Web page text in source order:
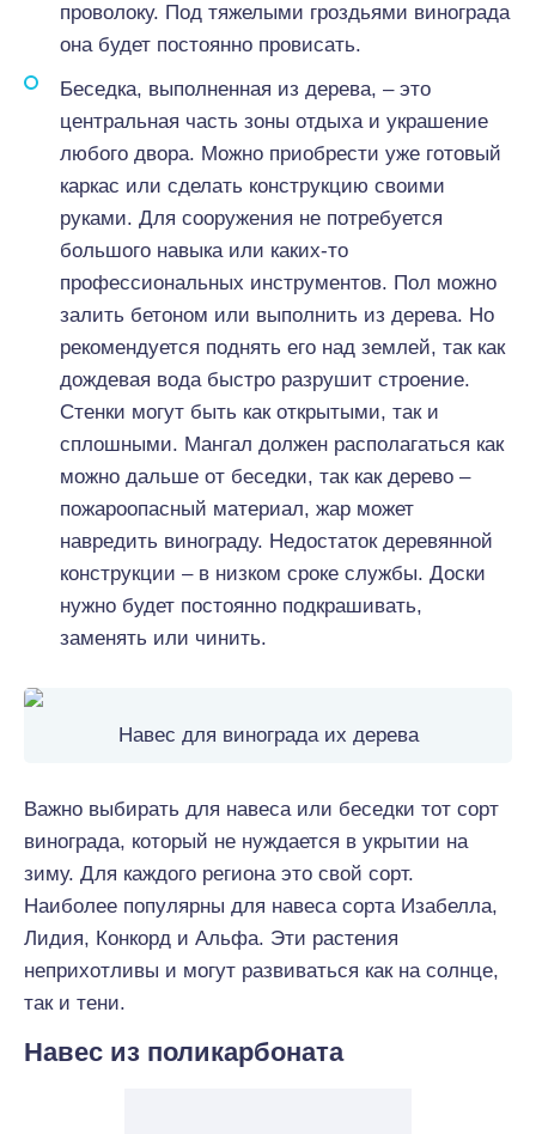
проволоку. Под тяжелыми гроздьями винограда
она будет постоянно провисать.
Беседка, выполненная из дерева, – это
центральная часть зоны отдыха и украшение
любого двора. Можно приобрести уже готовый
каркас или сделать конструкцию своими
руками. Для сооружения не потребуется
большого навыка или каких-то
профессиональных инструментов. Пол можно
залить бетоном или выполнить из дерева. Но
рекомендуется поднять его над землей, так как
дождевая вода быстро разрушит строение.
Стенки могут быть как открытыми, так и
сплошными. Мангал должен располагаться как
можно дальше от беседки, так как дерево –
пожароопасный материал, жар может
навредить винограду. Недостаток деревянной
конструкции – в низком сроке службы. Доски
нужно будет постоянно подкрашивать,
заменять или чинить.
Навес для винограда их дерева
Важно выбирать для навеса или беседки тот сорт
винограда, который не нуждается в укрытии на
зиму. Для каждого региона это свой сорт.
Наиболее популярны для навеса сорта Изабелла,
Лидия, Конкорд и Альфа. Эти растения
неприхотливы и могут развиваться как на солнце,
так и тени.
Навес из поликарбоната